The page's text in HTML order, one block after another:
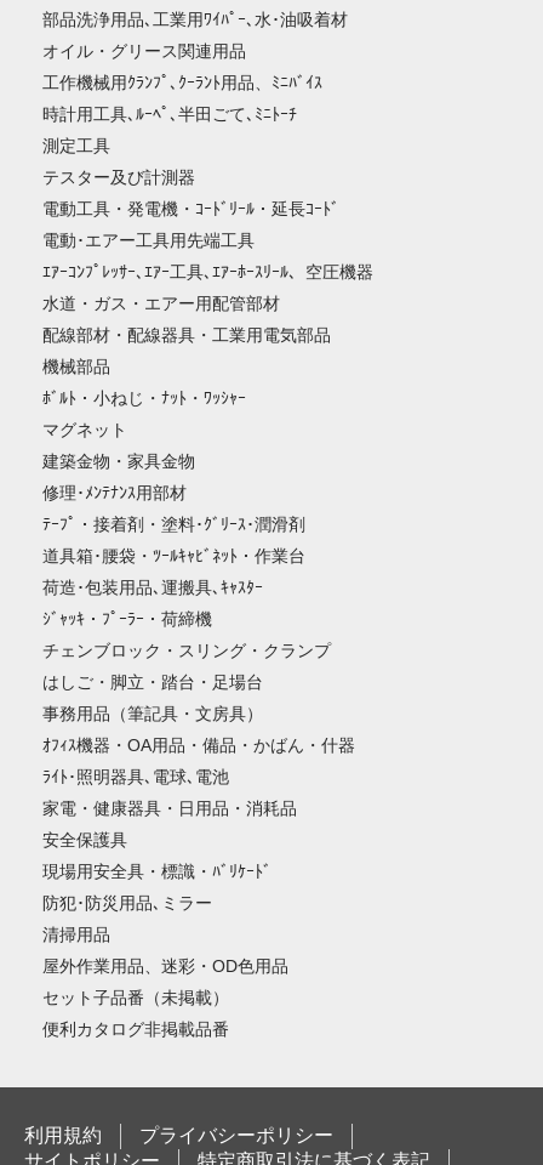
部品洗浄用品､工業用ﾜｲﾊﾟｰ､水･油吸着材
オイル・グリース関連用品
工作機械用ｸﾗﾝﾌﾟ､ｸｰﾗﾝﾄ用品、ﾐﾆﾊﾞｲｽ
時計用工具､ﾙｰﾍﾟ､半田ごて､ﾐﾆﾄｰﾁ
測定工具
テスター及び計測器
電動工具・発電機・ｺｰﾄﾞﾘｰﾙ・延長ｺｰﾄﾞ
電動･エアー工具用先端工具
ｴｱｰｺﾝﾌﾟﾚｯｻｰ､ｴｱｰ工具､ｴｱｰﾎｰｽﾘｰﾙ、空圧機器
水道・ガス・エアー用配管部材
配線部材・配線器具・工業用電気部品
機械部品
ﾎﾞﾙﾄ・小ねじ・ﾅｯﾄ・ﾜｯｼｬｰ
マグネット
建築金物・家具金物
修理･ﾒﾝﾃﾅﾝｽ用部材
ﾃｰﾌﾟ・接着剤・塗料･ｸﾞﾘｰｽ･潤滑剤
道具箱･腰袋・ﾂｰﾙｷｬﾋﾞﾈｯﾄ・作業台
荷造･包装用品､運搬具､ｷｬｽﾀｰ
ｼﾞｬｯｷ・ﾌﾟｰﾗｰ・荷締機
チェンブロック・スリング・クランプ
はしご・脚立・踏台・足場台
事務用品（筆記具・文房具）
ｵﾌｨｽ機器・OA用品・備品・かばん・什器
ﾗｲﾄ･照明器具､電球､電池
家電・健康器具・日用品・消耗品
安全保護具
現場用安全具・標識・ﾊﾞﾘｹｰﾄﾞ
防犯･防災用品､ミラー
清掃用品
屋外作業用品、迷彩・OD色用品
セット子品番（未掲載）
便利カタログ非掲載品番
利用規約
プライバシーポリシー